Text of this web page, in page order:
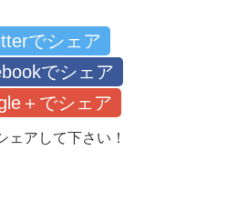
でシェア
でシェア
＋でシェア
ェアして下さい！